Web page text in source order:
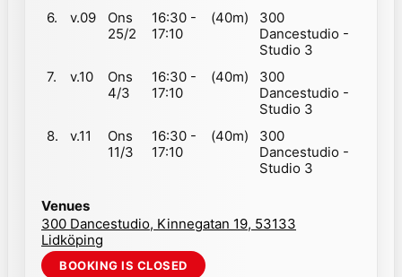
6.
v.09
Ons
25/2
16:30 -
17:10
(40m)
300
Dancestudio -
Studio 3
7.
v.10
Ons
4/3
16:30 -
17:10
(40m)
300
Dancestudio -
Studio 3
8.
v.11
Ons
11/3
16:30 -
17:10
(40m)
300
Dancestudio -
Studio 3
Venues
300 Dancestudio, Kinnegatan 19, 53133
Lidköping